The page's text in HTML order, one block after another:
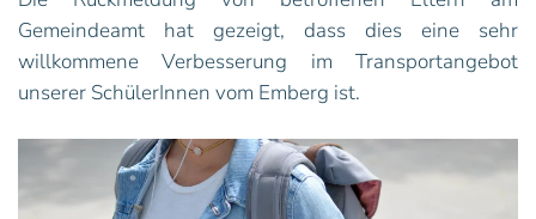
Gemeindeamt hat gezeigt, dass dies eine sehr
willkommene Verbesserung im Transportangebot
unserer SchülerInnen vom Emberg ist.